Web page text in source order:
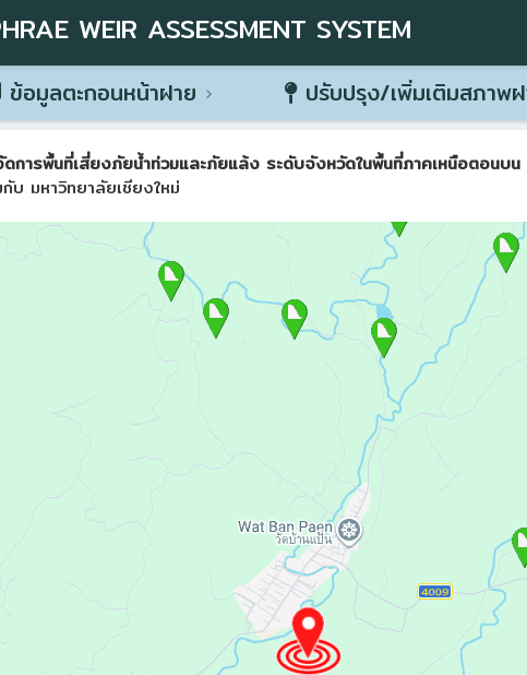
WEIR ASSESSMENT SYSTEM
ข้อมูลตะกอนหน้าฝาย ปรับปรุง/เพิ่มเติมสภาพ
การพื้นที่เสี่ยงภัยน้ำท่วมและภัยแล้ง ระดับจังหวัดในพื้นที่ภาคเหนือตอนบน
บ มหาวิทยาลัยเชียงใหม่